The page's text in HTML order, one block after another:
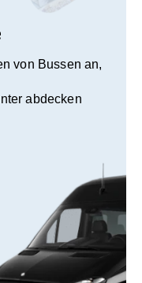
von Bussen an,
abdecken